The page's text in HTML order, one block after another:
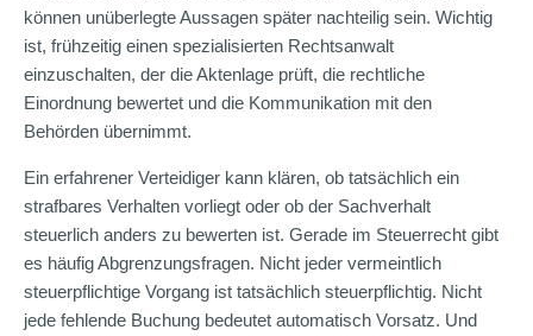
können unüberlegte Aussagen später nachteilig sein. Wichtig
ist, frühzeitig einen spezialisierten Rechtsanwalt
einzuschalten, der die Aktenlage prüft, die rechtliche
Einordnung bewertet und die Kommunikation mit den
Behörden übernimmt.
Ein erfahrener Verteidiger kann klären, ob tatsächlich ein
strafbares Verhalten vorliegt oder ob der Sachverhalt
steuerlich anders zu bewerten ist. Gerade im Steuerrecht gibt
es häufig Abgrenzungsfragen. Nicht jeder vermeintlich
steuerpflichtige Vorgang ist tatsächlich steuerpflichtig. Nicht
jede fehlende Buchung bedeutet automatisch Vorsatz. Und